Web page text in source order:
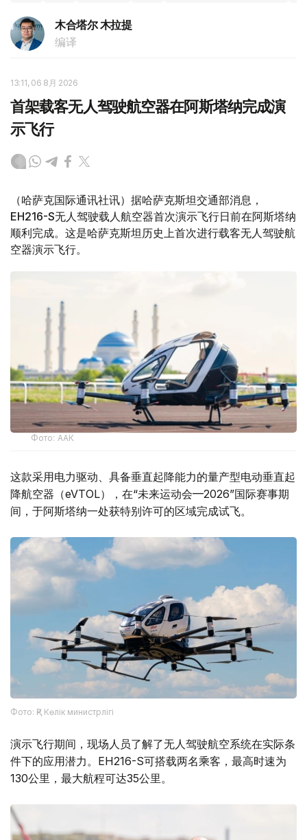
木合塔尔 木拉提
编译
13:11, 06 8月 2026
首架载客无人驾驶航空器在阿斯塔纳完成演
示飞行
（哈萨克国际通讯社讯）据哈萨克斯坦交通部消息，
EH216-S无人驾驶载人航空器首次演示飞行日前在阿斯塔纳
顺利完成。这是哈萨克斯坦历史上首次进行载客无人驾驶航
空器演示飞行。
Фото: ААК
这款采用电力驱动、具备垂直起降能力的量产型电动垂直起
降航空器（eVTOL），在“未来运动会—2026”国际赛事期
间，于阿斯塔纳一处获特别许可的区域完成试飞。
Фото: ҚР Көлік министрлігі
演示飞行期间，现场人员了解了无人驾驶航空系统在实际条
件下的应用潜力。EH216-S可搭载两名乘客，最高时速为
130公里，最大航程可达35公里。